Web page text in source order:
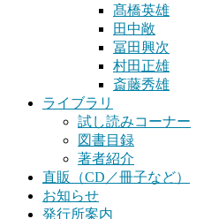
髙橋英雄
田中敞
冨田興次
村田正雄
斎藤秀雄
ライブラリ
試し読みコーナー
図書目録
著者紹介
直販（CD／冊子など）
お知らせ
発行所案内